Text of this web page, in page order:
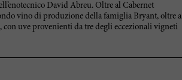
David Abreu. Oltre al Cabernet
vino di produzione della famiglia Bryant, oltre a
uve provenienti da tre degli eccezionali vigneti